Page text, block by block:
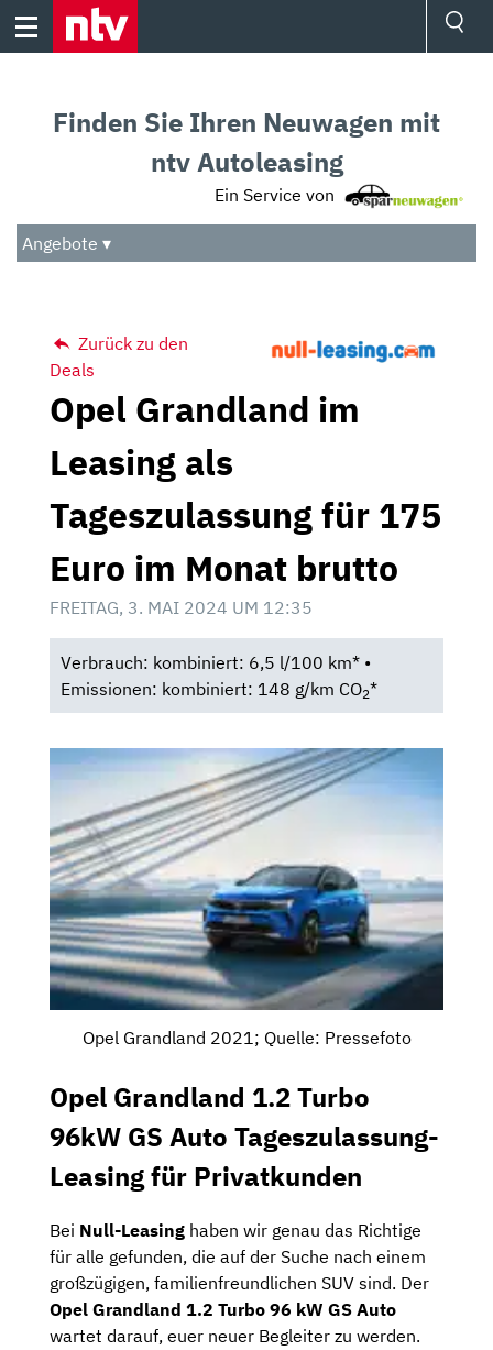
Skip
Audio
Das Beste
Finden Sie Ihren Neuwagen mit
ntv Autoleasing
Ein Service von
Angebote ▾
Zurück zu den
Deals
Opel Grandland im
Leasing als
Tageszulassung für 175
Euro im Monat brutto
FREITAG, 3. MAI 2024 UM 12:35
Verbrauch: kombiniert: 6,5 l/100 km* •
Emissionen: kombiniert: 148 g/km CO2*
Opel Grandland 2021; Quelle: Pressefoto
Opel Grandland 1.2 Turbo
96kW GS Auto Tageszulassung-
Leasing für Privatkunden
Bei Null-Leasing haben wir genau das Richtige
für alle gefunden, die auf der Suche nach einem
großzügigen, familienfreundlichen SUV sind. Der
Opel Grandland 1.2 Turbo 96 kW GS Auto
wartet darauf, euer neuer Begleiter zu werden.